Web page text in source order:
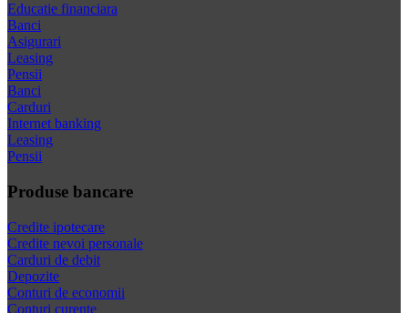
Educatie financiara
Banci
Asigurari
Leasing
Pensii
Banci
Carduri
Internet banking
Leasing
Pensii
Produse bancare
Credite ipotecare
Credite nevoi personale
Carduri de debit
Depozite
Conturi de economii
Conturi curente